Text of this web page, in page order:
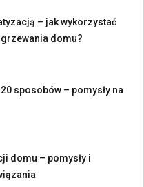
– jak wykorzystać
domu?
sposobów – pomysły na
domu – pomysły i